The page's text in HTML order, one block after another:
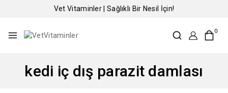
Vet Vitaminler | Sağlıklı Bir Nesil İçin!
0
kedi iç dış parazit damlası